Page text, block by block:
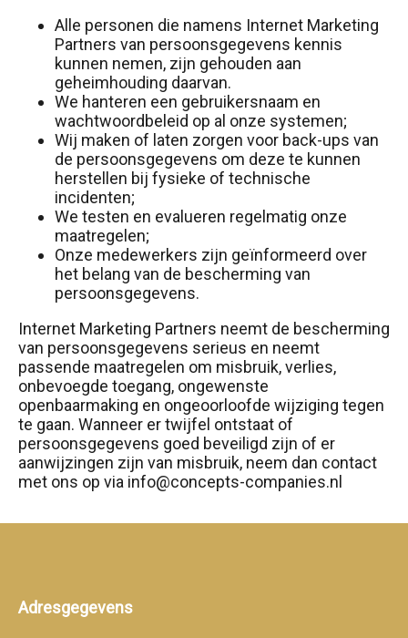
Alle personen die namens Internet Marketing
Partners van persoonsgegevens kennis
kunnen nemen, zijn gehouden aan
geheimhouding daarvan.
We hanteren een gebruikersnaam en
wachtwoordbeleid op al onze systemen;
Wij maken of laten zorgen voor back-ups van
de persoonsgegevens om deze te kunnen
herstellen bij fysieke of technische
incidenten;
We testen en evalueren regelmatig onze
maatregelen;
Onze medewerkers zijn geïnformeerd over
het belang van de bescherming van
persoonsgegevens.
Internet Marketing Partners neemt de bescherming
van persoonsgegevens serieus en neemt
passende maatregelen om misbruik, verlies,
onbevoegde toegang, ongewenste
openbaarmaking en ongeoorloofde wijziging tegen
te gaan. Wanneer er twijfel ontstaat of
persoonsgegevens goed beveiligd zijn of er
aanwijzingen zijn van misbruik, neem dan contact
met ons op via info@concepts-companies.nl
Adresgegevens